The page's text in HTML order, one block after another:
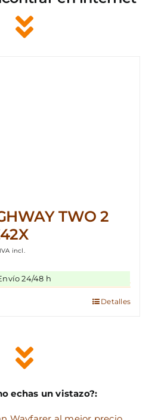
TWO 2
IVA incl.
24/48 h
Detalles
echas un vistazo?: